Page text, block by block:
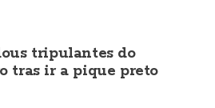
tripulantes do
tras ir a pique preto